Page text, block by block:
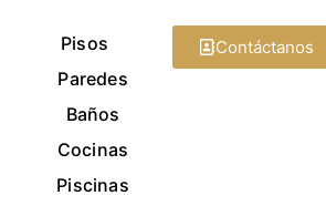
Pisos
Paredes
Baños
Cocinas
Piscinas
Contáctanos